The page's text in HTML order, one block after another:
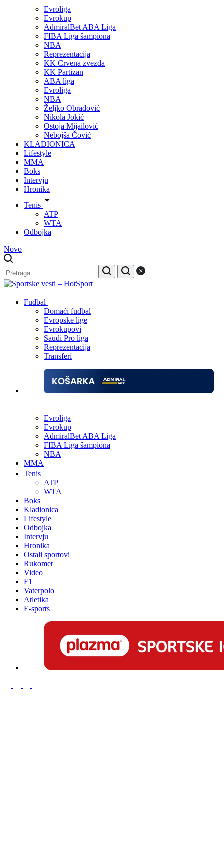
Evroliga
Evrokup
AdmiralBet ABA Liga
FIBA Liga šampiona
NBA
Reprezentacija
KK Crvena zvezda
KK Partizan
ABA liga
Evroliga
NBA
Željko Obradović
Nikola Jokić
Ostoja Mijailović
Nebojša Čović
KLADIONICA
Lifestyle
MMA
Boks
Intervju
Hronika
Tenis
ATP
WTA
Odbojka
Novo
Fudbal
Domaći fudbal
Evropske lige
Evrokupovi
Saudi Pro liga
Reprezentacija
Transferi
Evroliga
Evrokup
AdmiralBet ABA Liga
FIBA Liga šampiona
NBA
MMA
Tenis
ATP
WTA
Boks
Kladionica
Lifestyle
Odbojka
Intervju
Hronika
Ostali sportovi
Rukomet
Video
F1
Vaterpolo
Atletika
E-sports